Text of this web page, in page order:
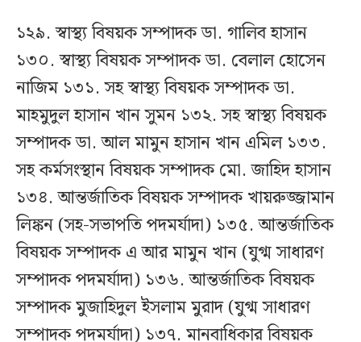
১২৯. স্বাস্থ্য বিষয়ক সম্পাদক ডা. গালিব হাসান
১৩০. স্বাস্থ্য বিষয়ক সম্পাদক ডা. বেলাল হোসেন
নাজিম ১৩১. সহ স্বাস্থ্য বিষয়ক সম্পাদক ডা.
মাহমুদুল হাসান খান সুমন ১৩২. সহ স্বাস্থ্য বিষয়ক
সম্পাদক ডা. আল মামুন হাসান খান এমিল ১৩৩.
সহ কর্মসংস্থান বিষয়ক সম্পাদক মো. জাহিদ হাসান
১৩৪. আন্তর্জাতিক বিষয়ক সম্পাদক খায়রুজ্জামান
লিঙ্কন (সহ-সভাপতি পদমর্যাদা) ১৩৫. আন্তর্জাতিক
বিষয়ক সম্পাদক এ আর মামুন খান (যুগ্ম সাধারণ
সম্পাদক পদমর্যাদা) ১৩৬. আন্তর্জাতিক বিষয়ক
সম্পাদক মুজাহিদুল ইসলাম মুরাদ (যুগ্ম সাধারণ
সম্পাদক পদমর্যাদা) ১৩৭. মানবাধিকার বিষয়ক